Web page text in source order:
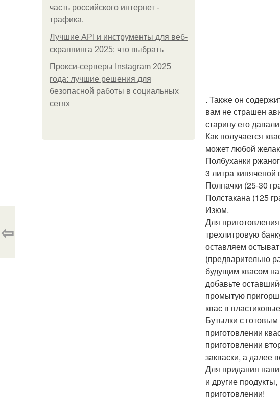
часть российского интернет -
трафика.
Лучшие API и инструменты для веб-
скраппинга 2025: что выбрать
Прокси-серверы Instagram 2025
года: лучшие решения для
безопасной работы в социальных
сетях
. Также он
вам не страшен
старину его
Как получается
может любой
Полбуханки
3 литра кипяченой
Полпачки (25-30
Полстакана (125
Изюм.
Для
трехлитровую
оставляем
(предварительно
будущим квасом
добавьте
промытую
квас в
Бутылки с
приготовлении
приготовлении
закваски, а далее
Для придания
и другие
приготовлении!
⇦